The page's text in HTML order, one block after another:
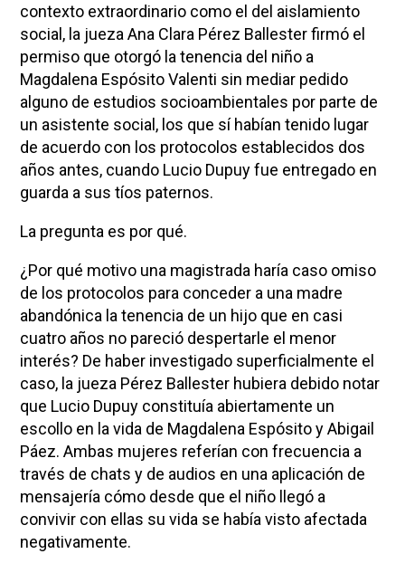
contexto extraordinario como el del aislamiento
social, la jueza Ana Clara Pérez Ballester firmó el
permiso que otorgó la tenencia del niño a
Magdalena Espósito Valenti sin mediar pedido
alguno de estudios socioambientales por parte de
un asistente social, los que sí habían tenido lugar
de acuerdo con los protocolos establecidos dos
años antes, cuando Lucio Dupuy fue entregado en
guarda a sus tíos paternos.
La pregunta es por qué.
¿Por qué motivo una magistrada haría caso omiso
de los protocolos para conceder a una madre
abandónica la tenencia de un hijo que en casi
cuatro años no pareció despertarle el menor
interés? De haber investigado superficialmente el
caso, la jueza Pérez Ballester hubiera debido notar
que Lucio Dupuy constituía abiertamente un
escollo en la vida de Magdalena Espósito y Abigail
Páez. Ambas mujeres referían con frecuencia a
través de chats y de audios en una aplicación de
mensajería cómo desde que el niño llegó a
convivir con ellas su vida se había visto afectada
negativamente.